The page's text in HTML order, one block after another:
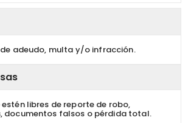
de adeudo, multa y/o infracción.
estén libres de reporte de robo,
documentos falsos o pérdida total.